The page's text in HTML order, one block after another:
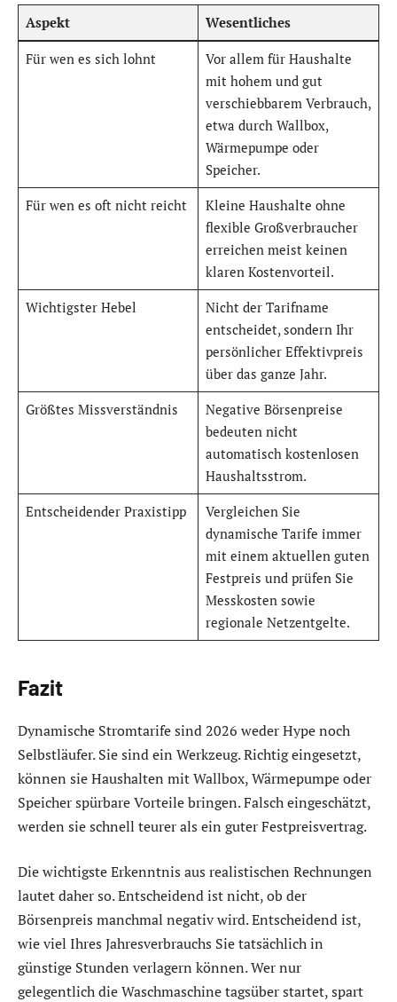
Aspekt Wesentliches
Für wen es sich lohnt
Vor allem für Haushalte
mit hohem und gut
verschiebbarem Verbrauch,
etwa durch Wallbox,
Wärmepumpe oder
Speicher.
Für wen es oft nicht reicht
Kleine Haushalte ohne
flexible Großverbraucher
erreichen meist keinen
klaren Kostenvorteil.
Wichtigster Hebel
Nicht der Tarifname
entscheidet, sondern Ihr
persönlicher Effektivpreis
über das ganze Jahr.
Größtes Missverständnis
Negative Börsenpreise
bedeuten nicht
automatisch kostenlosen
Haushaltsstrom.
Entscheidender Praxistipp
Vergleichen Sie
dynamische Tarife immer
mit einem aktuellen guten
Festpreis und prüfen Sie
Messkosten sowie
regionale Netzentgelte.
Fazit
Dynamische Stromtarife sind 2026 weder Hype noch
Selbstläufer. Sie sind ein Werkzeug. Richtig eingesetzt,
können sie Haushalten mit Wallbox, Wärmepumpe oder
Speicher spürbare Vorteile bringen. Falsch eingeschätzt,
werden sie schnell teurer als ein guter Festpreisvertrag.
Die wichtigste Erkenntnis aus realistischen Rechnungen
lautet daher so. Entscheidend ist nicht, ob der
Börsenpreis manchmal negativ wird. Entscheidend ist,
wie viel Ihres Jahresverbrauchs Sie tatsächlich in
günstige Stunden verlagern können. Wer nur
gelegentlich die Waschmaschine tagsüber startet, spart